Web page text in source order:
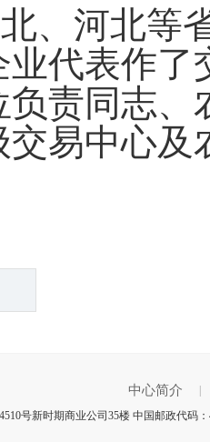
、河北等
业代表作了
负责同志
交易中心及
中心简介
号新时期商业公司35楼 中国邮政代码